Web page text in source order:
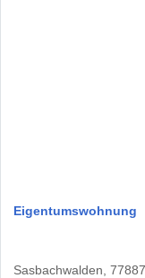
Eigentumswohnung
Sasbachwalden, 77887